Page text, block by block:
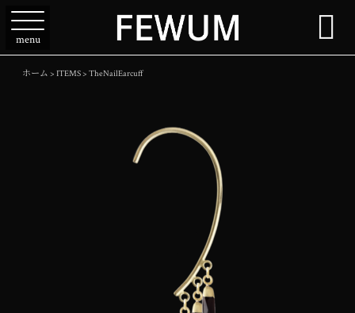
menu 
ホーム > ITEMS> TheNailEarcuff